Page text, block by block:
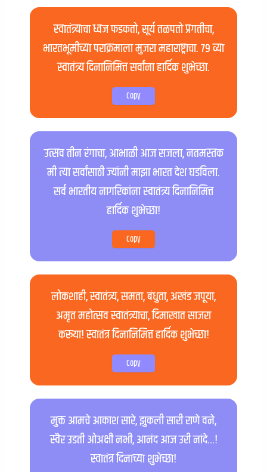
स्वातंत्र्याचा ध्वज फडकतो, सूर्य तळपतो प्रगतीचा,
भारतभूमीच्या पराक्रमाला मुजरा महाराष्ट्राचा. ७९ व्या
स्वातंत्र्य दिनानिमित्त सर्वांना हार्दिक शुभेच्छा.
Copy
उत्सव तीन रंगाचा, आभाळी आज सजला, नतमस्तक
मी त्या सर्वांसाठी ज्यांनी माझा भारत देश घडविला.
सर्व भारतीय नागरिकांना स्वातंत्र्य दिनानिमित्त
हार्दिक शुभेच्छा!
Copy
लोकशाही, स्वातंत्र्य, समता, बंधुता, अखंड जपूया,
अमृत महोत्सव स्वातंत्र्याचा, दिमाखात साजरा
करूया! स्वातंत्र दिनानिमित्त हार्दिक शुभेच्छा!
Copy
मुक्त आमचे आकाश सारे, झुकली सारी राणे वने,
स्वैर उडती ओअक्षी नभी, आनंद आज उरी नांदे…!
स्वातंत्र दिनाच्या शुभेच्छा!